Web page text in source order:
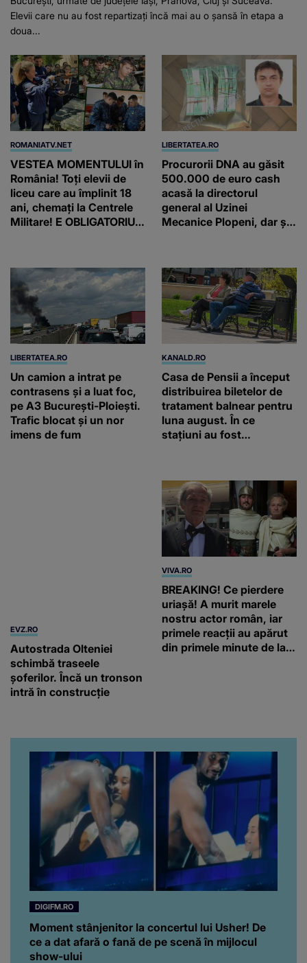
Elevii care nu au fost repartizați încă mai au o șansă în etapa a
doua...
ROMANIATV.NET
VESTEA MOMENTULUI în
România! Toți elevii de
liceu care au împlinit 18
ani, chemați la Centrele
Militare! E OBLIGATORIU.
LIBERTATEA.RO
Procurorii DNA au găsit
500.000 de euro cash
acasă la directorul
general al Uzinei
Mecanice Plopeni, dar și
LIBERTATEA.RO
Un camion a intrat pe
contrasens și a luat foc,
pe A3 București-Ploiești.
Trafic blocat și un nor
imens de fum
KANALD.RO
Casa de Pensii a început
distribuirea biletelor de
tratament balnear pentru
luna august. În ce
stațiuni au fost
intră în construcție
VIVA.RO
BREAKING! Ce pierdere
uriașă! A murit marele
nostru actor român, iar
primele reacții au apărut
din primele minute de la
DIGIFM.RO
Moment stânjenitor la concertul lui Usher! De
show-ului
Moment stânjenitor la concertul lui Usher! De ce a dat
afară o fană de pe scenă în mijlocul show-ului